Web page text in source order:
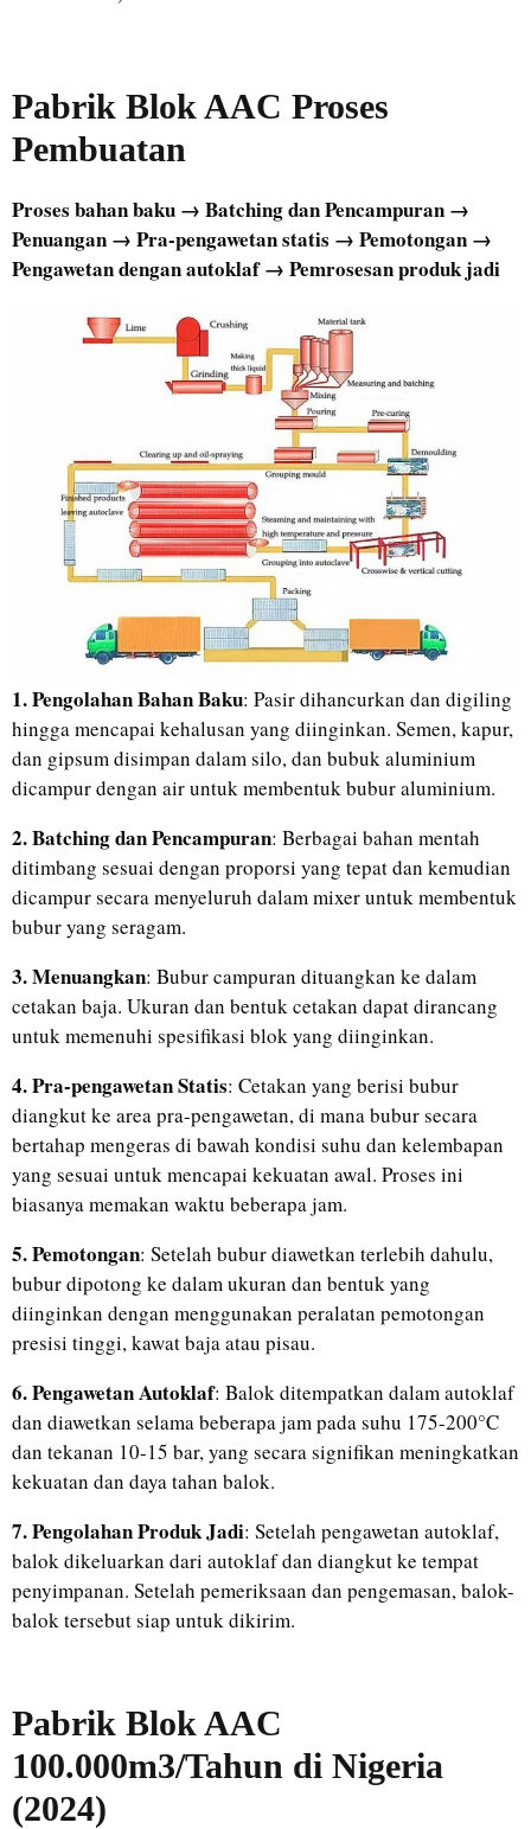
Pabrik Blok AAC Proses
Pembuatan
Proses bahan baku → Batching dan Pencampuran →
Penuangan → Pra-pengawetan statis → Pemotongan →
Pengawetan dengan autoklaf → Pemrosesan produk jadi
1. Pengolahan Bahan Baku: Pasir dihancurkan dan digiling
hingga mencapai kehalusan yang diinginkan. Semen, kapur,
dan gipsum disimpan dalam silo, dan bubuk aluminium
dicampur dengan air untuk membentuk bubur aluminium.
2. Batching dan Pencampuran: Berbagai bahan mentah
ditimbang sesuai dengan proporsi yang tepat dan kemudian
dicampur secara menyeluruh dalam mixer untuk membentuk
bubur yang seragam.
3. Menuangkan: Bubur campuran dituangkan ke dalam
cetakan baja. Ukuran dan bentuk cetakan dapat dirancang
untuk memenuhi spesifikasi blok yang diinginkan.
4. Pra-pengawetan Statis: Cetakan yang berisi bubur
diangkut ke area pra-pengawetan, di mana bubur secara
bertahap mengeras di bawah kondisi suhu dan kelembapan
yang sesuai untuk mencapai kekuatan awal. Proses ini
biasanya memakan waktu beberapa jam.
5. Pemotongan: Setelah bubur diawetkan terlebih dahulu,
bubur dipotong ke dalam ukuran dan bentuk yang
diinginkan dengan menggunakan peralatan pemotongan
presisi tinggi, kawat baja atau pisau.
6. Pengawetan Autoklaf: Balok ditempatkan dalam autoklaf
dan diawetkan selama beberapa jam pada suhu 175-200°C
dan tekanan 10-15 bar, yang secara signifikan meningkatkan
kekuatan dan daya tahan balok.
7. Pengolahan Produk Jadi: Setelah pengawetan autoklaf,
balok dikeluarkan dari autoklaf dan diangkut ke tempat
penyimpanan. Setelah pemeriksaan dan pengemasan, balok-
balok tersebut siap untuk dikirim.
Pabrik Blok AAC
100.000m3/Tahun di Nigeria
(2024)